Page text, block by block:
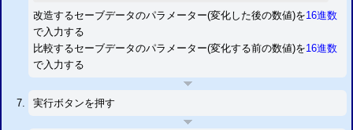
改造するセーブデータのパラメーター(変化した後の数値)を16進数
で入力する
比較するセーブデータのパラメーター(変化する前の数値)を16進数
で入力する
実行ボタンを押す